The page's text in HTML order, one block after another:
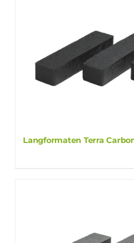
Langformaten Terra